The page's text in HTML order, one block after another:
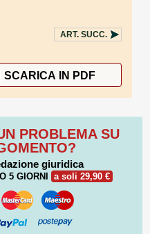
ART. SUCC.
SCARICA IN PDF
PROBLEMA SU
giuridica
5 GIORNI a soli 29,90 €